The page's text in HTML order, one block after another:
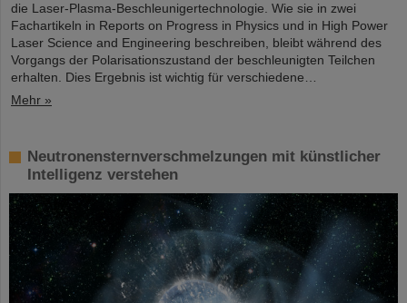
die Laser-Plasma-Beschleunigertechnologie. Wie sie in zwei
Fachartikeln in Reports on Progress in Physics und in High Power
Laser Science and Engineering beschreiben, bleibt während des
Vorgangs der Polarisationszustand der beschleunigten Teilchen
erhalten. Dies Ergebnis ist wichtig für verschiedene…
Mehr »
Neutronensternverschmelzungen mit künstlicher
Intelligenz verstehen